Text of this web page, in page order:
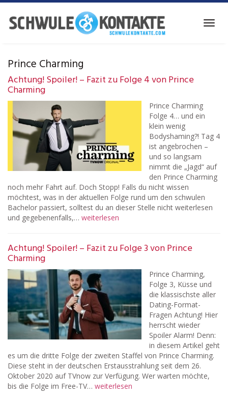
Skip
main
Prince Charming
Achtung! Spoiler! – Fazit zu Folge 4 von Prince
Charming
Prince Charming
Folge 4… und ein
klein wenig
Bodyshaming?! Tag 4
ist angebrochen –
und so langsam
nimmt die „Jagd“ auf
den Prince Charming
noch mehr Fahrt auf. Doch Stopp! Falls du nicht wissen
möchtest, was in der aktuellen Folge rund um den schwulen
Bachelor passiert, solltest du an dieser Stelle nicht weiterlesen
und gegebenenfalls,… weiterlesen
Achtung! Spoiler! – Fazit zu Folge 3 von Prince
Charming
Prince Charming,
Folge 3, Küsse und
die klassischste aller
Dating-Format-
Fragen Achtung! Hier
herrscht wieder
Spoiler Alarm! Denn:
in diesem Artikel geht
es um die dritte Folge der zweiten Staffel von Prince Charming.
Diese steht in der deutschen Erstausstrahlung seit dem 26.
Oktober 2020 auf TVnow zur Verfügung. Wer warten möchte,
bis die Folge im Free-TV… weiterlesen